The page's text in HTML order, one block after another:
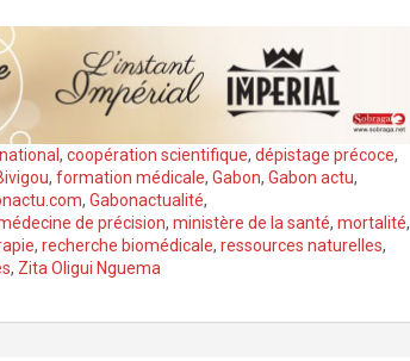
, coopération scientifique, dépistage précoce,
, formation médicale, Gabon, Gabon actu,
, Gabonactualité,
de précision, ministère de la santé, mortalité,
, recherche biomédicale, ressources naturelles,
, Zita Oligui Nguema